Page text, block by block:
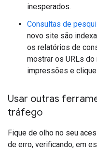
inesperados.
Consultas de
novo site são
os relatórios de
mostrar os URLs
impressões e
Usar outras
tráfego
Fique de olho no seu
de erro, verificando, em